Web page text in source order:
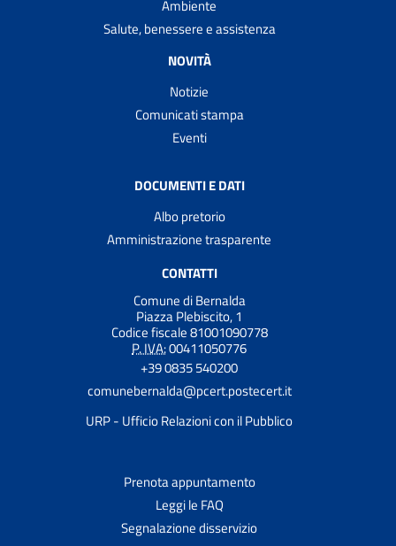
Ambiente
Salute, benessere e assistenza
NOVITÀ
Notizie
Comunicati stampa
Eventi
DOCUMENTI E DATI
Albo pretorio
Amministrazione trasparente
CONTATTI
Comune di Bernalda
Piazza Plebiscito, 1
Codice fiscale 81001090778
P. IVA:00411050776
+39 0835 540200
comunebernalda@pcert.postecert.it
URP - Ufficio Relazioni con il Pubblico
Prenota appuntamento
Leggi le FAQ
Segnalazione disservizio